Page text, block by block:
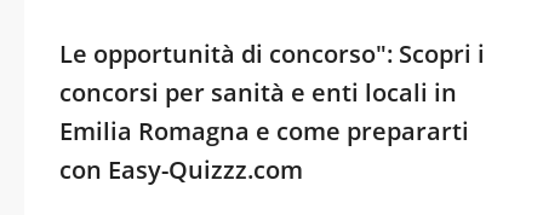
Le opportunità di concorso": Scopri i
concorsi per sanità e enti locali in
Emilia Romagna e come prepararti
con Easy-Quizzz.com